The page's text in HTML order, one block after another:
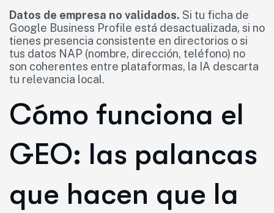
Datos de empresa no validados. Si tu ficha de
Google Business Profile está desactualizada, si no
tienes presencia consistente en directorios o si
tus datos NAP (nombre, dirección, teléfono) no
son coherentes entre plataformas, la IA descarta
tu relevancia local.
Cómo funciona el
GEO: las palancas
que hacen que la